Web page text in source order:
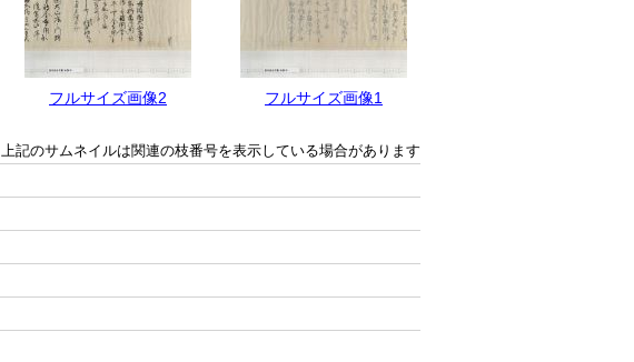
フルサイズ画像2 フルサイズ画像1
上記のサムネイルは関連の枝番号を表示している場合があります